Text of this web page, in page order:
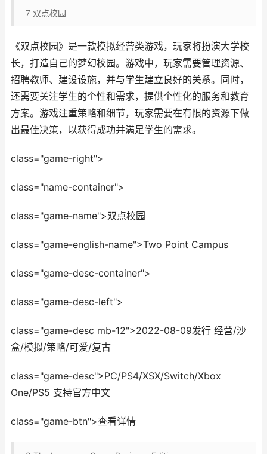
7 双点校园
《双点校园》是一款模拟经营类游戏，玩家将扮演大学校
长，打造自己的梦幻校园。游戏中，玩家需要管理资源、
招聘教师、建设设施，并与学生建立良好的关系。同时，
还需要关注学生的个性和需求，提供个性化的服务和教育
方案。游戏注重策略和细节，玩家需要在有限的资源下做
出最佳决策，以获得成功并满足学生的需求。
class="game-right">
class="name-container">
class="game-name">双点校园
class="game-english-name">Two Point Campus
class="game-desc-container">
class="game-desc-left">
class="game-desc mb-12">2022-08-09发行 经营/沙
盒/模拟/策略/可爱/复古
class="game-desc">PC/PS4/XSX/Switch/Xbox
One/PS5 支持官方中文
class="game-btn">查看详情